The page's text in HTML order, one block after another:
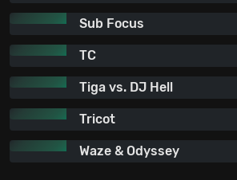
Sub Focus
TC
Tiga vs. DJ Hell
Tricot
Waze & Odyssey